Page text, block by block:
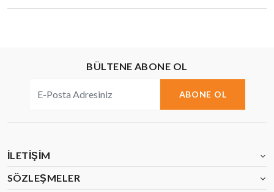
BÜLTENE ABONE OL
ABONE OL
İLETIŞIM
SÖZLEŞMELER